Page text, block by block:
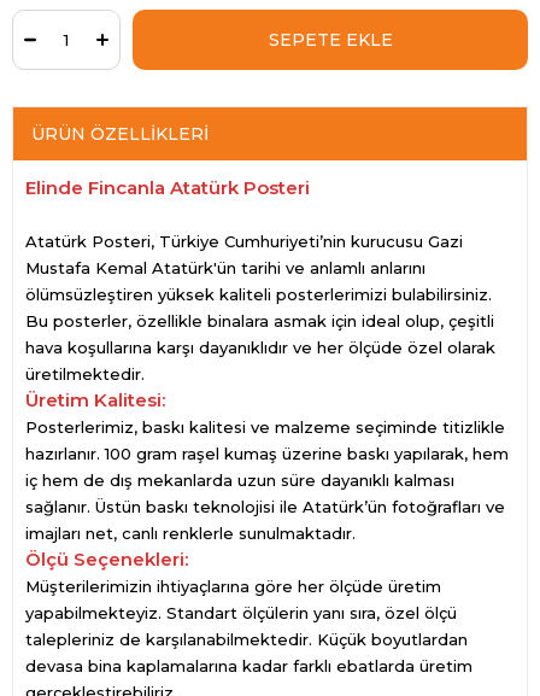
ÜRÜN ÖZELLIKLERI
Elinde Fincanla Atatürk Posteri
Atatürk Posteri, Türkiye Cumhuriyeti’nin kurucusu Gazi
Mustafa Kemal Atatürk'ün tarihi ve anlamlı anlarını
ölümsüzleştiren yüksek kaliteli posterlerimizi bulabilirsiniz.
Bu posterler, özellikle binalara asmak için ideal olup, çeşitli
hava koşullarına karşı dayanıklıdır ve her ölçüde özel olarak
üretilmektedir.
Üretim Kalitesi:
Posterlerimiz, baskı kalitesi ve malzeme seçiminde titizlikle
hazırlanır. 100 gram raşel kumaş üzerine baskı yapılarak, hem
iç hem de dış mekanlarda uzun süre dayanıklı kalması
sağlanır. Üstün baskı teknolojisi ile Atatürk’ün fotoğrafları ve
imajları net, canlı renklerle sunulmaktadır.
Ölçü Seçenekleri:
Müşterilerimizin ihtiyaçlarına göre her ölçüde üretim
yapabilmekteyiz. Standart ölçülerin yanı sıra, özel ölçü
talepleriniz de karşılanabilmektedir. Küçük boyutlardan
devasa bina kaplamalarına kadar farklı ebatlarda üretim
gerçekleştirebiliriz.